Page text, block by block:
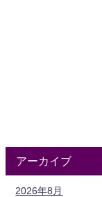
アーカイブ
2026年8月